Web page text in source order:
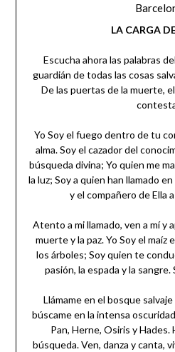
LA CARGA
Escucha ahora las palabras
guardián de todas las cosas
De las puertas de la muerte,
Yo Soy el fuego dentro de tu
alma. Soy el cazador del
búsqueda divina; Yo quien me
la luz; Soy a quien han llamado
y el compañero de Ella
Atento a mi llamado, ven a mí y
muerte y la paz. Yo Soy el maíz
los árboles; Soy quien te
pasión, la espada y la
Llámame en el bosque
búscame en la intensa
Pan, Herne, Osiris y
búsqueda. Ven, danza y canta,